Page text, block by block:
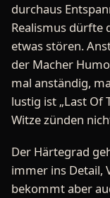
durchaus
Realismus dürfte
etwas stören.
der Macher
mal anständig,
lustig ist „Last Of
Witze zünden
Der Härtegrad
immer ins Detail,
bekommt aber